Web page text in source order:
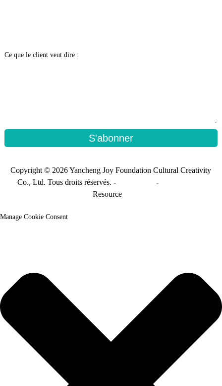
Ce que le client veut dire :
S'abonner
Copyright © 2026 Yancheng Joy Foundation Cultural Creativity
Co., Ltd. Tous droits réservés. -
-
Resource
Manage Cookie Consent